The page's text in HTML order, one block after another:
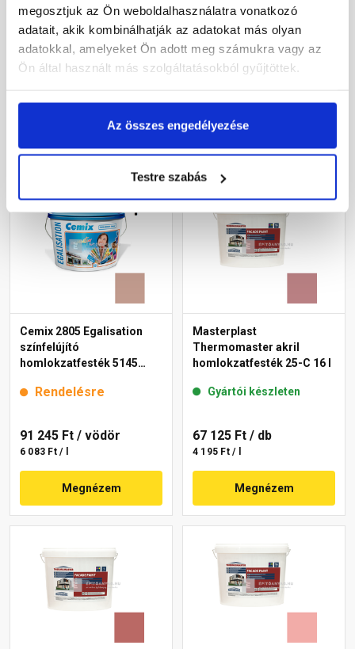
megosztjuk az Ön weboldalhasználatra vonatkozó
adatait, akik kombinálhatják az adatokat más olyan
adatokkal, amelyeket Ön adott meg számukra vagy az
Ön által használt más szolgáltatásokból gyűjtöttek.
Az összes engedélyezése
Testre szabás
diszperziós
homlokzatfesték 5135
rusty 15 l
Rendelésre
Megnézem
diszperziós
homlokzatfesték 5137
Rendelésre
Megnézem
Cemix 2805 Egalisation
színfelújító
homlokzatfesték 5145
Rendelésre
91 245 Ft / vödör
6 083 Ft / l
Megnézem
Masterplast
Thermomaster akril
homlokzatfesték 25-C 16 l
Gyártói készleten
67 125 Ft / db
4 195 Ft / l
Megnézem